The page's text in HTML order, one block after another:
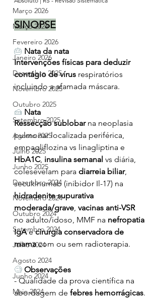
Março 2026
Março 2026
Fevereiro 2026
Janeiro 2026
Dezembro 2025
Novembro 2025
Outubro 2025
Setembro 2025
Agosto 2025
Julho 2025
Junho 2025
Dezembro 2024
Novembro 2024
Outubro 2024
Setembro 2024
Julho 2024
Agosto 2024
Junho 2024
Maio 2024
SINOPSE
🎂 Nata da nata
Intervenções físicas para deduzir
contágio de vírus respiratórios
incluindo a afamada máscara.
🍰 Nata
Ressecção sublobar na neoplasia
pulmonar localizada periférica,
empagliflozina vs linagliptina e
HbA1C, insulina semanal vs diária,
colesevelam para diarreia biliar,
secukinumab (inibidor Il-17) na
hidradenite supurativa
moderada/grave vacinas anti-VSR
no adulto/idoso, MMF na nefropatia
IgA e cirurgia conservadora de
mama com ou sem radioterapia.
🧐 Observações
- Qualidade da prova científica na
abordagem de febres hemorrágicas.